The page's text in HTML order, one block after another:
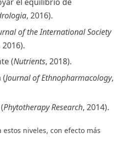
, 2016).
of the International Society
2016).
(Nutrients, 2018).
(Journal of Ethnopharmacology,
Phytotherapy Research, 2014).
niveles, con efecto más